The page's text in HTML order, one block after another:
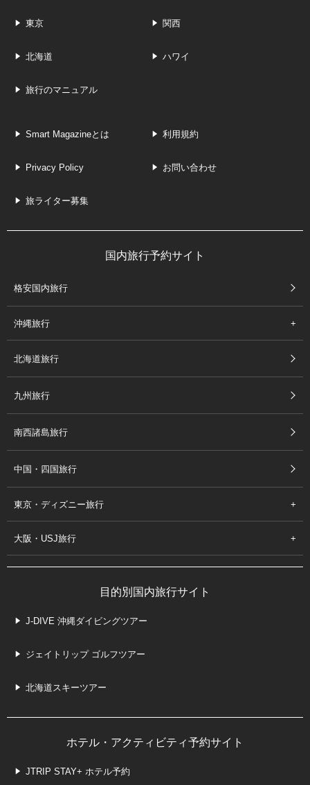
東京 関西
北海道 ハワイ
旅行のマニュアル
Smart Magazineとは 利用規約
Privacy Policy お問い合わせ
旅ライター募集
国内旅行予約サイト
格安国内旅行
沖縄旅行
北海道旅行
九州旅行
南西諸島旅行
中国・四国旅行
東京・ディズニー旅行
大阪・USJ旅行
目的別国内旅行サイト
J-DIVE 沖縄ダイビングツアー
ジェイトリップ ゴルフツアー
北海道スキーツアー
ホテル・アクティビティ予約サイト
JTRIP STAY+ ホテル予約